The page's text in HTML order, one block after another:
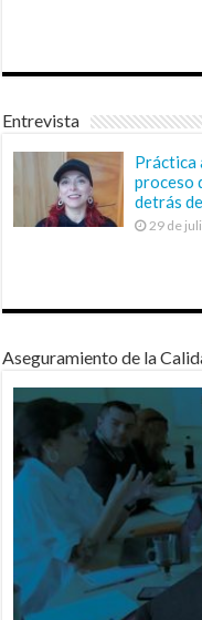
Entrevista
Práctica
proceso
detrás
29 de
Aseguramiento de la